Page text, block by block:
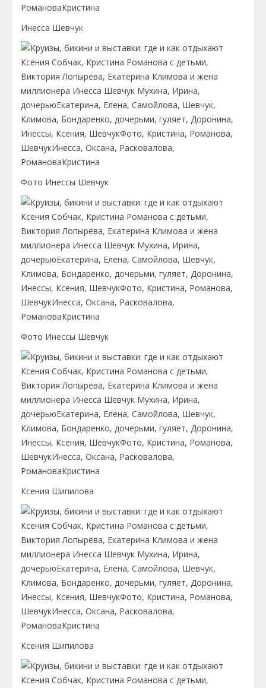
Инесса Шевчук
Фото Инессы Шевчук
Фото Инессы Шевчук
Ксения Шипилова
Ксения Шипилова